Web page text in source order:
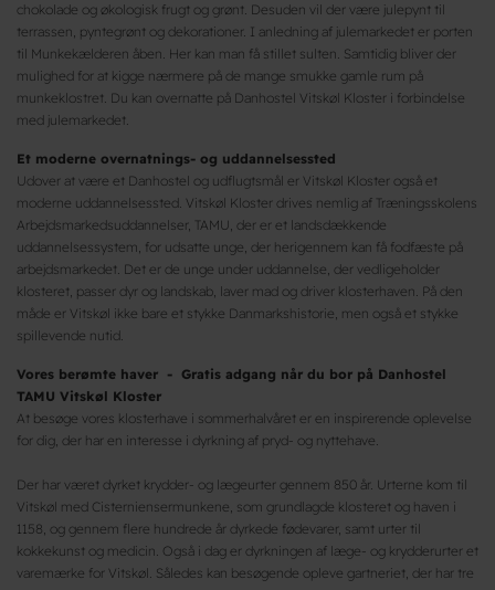
chokolade og økologisk frugt og grønt. Desuden vil der være julepynt til
terrassen, pyntegrønt og dekorationer. I anledning af julemarkedet er porten
til Munkekælderen åben. Her kan man få stillet sulten. Samtidig bliver der
mulighed for at kigge nærmere på de mange smukke gamle rum på
munkeklostret. Du kan overnatte på Danhostel Vitskøl Kloster i forbindelse
med julemarkedet.
Et moderne overnatnings- og uddannelsessted
Udover at være et Danhostel og udflugtsmål er Vitskøl Kloster også et
moderne uddannelsessted. Vitskøl Kloster drives nemlig af Træningsskolens
Arbejdsmarkedsuddannelser, TAMU, der er et landsdækkende
uddannelsessystem, for udsatte unge, der herigennem kan få fodfæste på
arbejdsmarkedet. Det er de unge under uddannelse, der vedligeholder
klosteret, passer dyr og landskab, laver mad og driver klosterhaven. På den
måde er Vitskøl ikke bare et stykke Danmarkshistorie, men også et stykke
spillevende nutid.
Vores berømte haver - Gratis adgang når du bor på Danhostel
TAMU Vitskøl Kloster
At besøge vores klosterhave i sommerhalvåret er en inspirerende oplevelse
for dig, der har en interesse i dyrkning af pryd- og nyttehave.
Der har været dyrket krydder- og lægeurter gennem 850 år. Urterne kom til
Vitskøl med Cisterniensermunkene, som grundlagde klosteret og haven i
1158, og gennem flere hundrede år dyrkede fødevarer, samt urter til
kokkekunst og medicin. Også i dag er dyrkningen af læge- og krydderurter et
varemærke for Vitskøl. Således kan besøgende opleve gartneriet, der har tre